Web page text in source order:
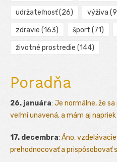
udržateľnosť(26) výživa
zdravie (163) šport (71)
životné prostredie (144)
Poradňa
26. januára: Je normálne, že
veľmi unavená, a mám aj
17. decembra: Áno,
prehodnocovať a prispôsobovať